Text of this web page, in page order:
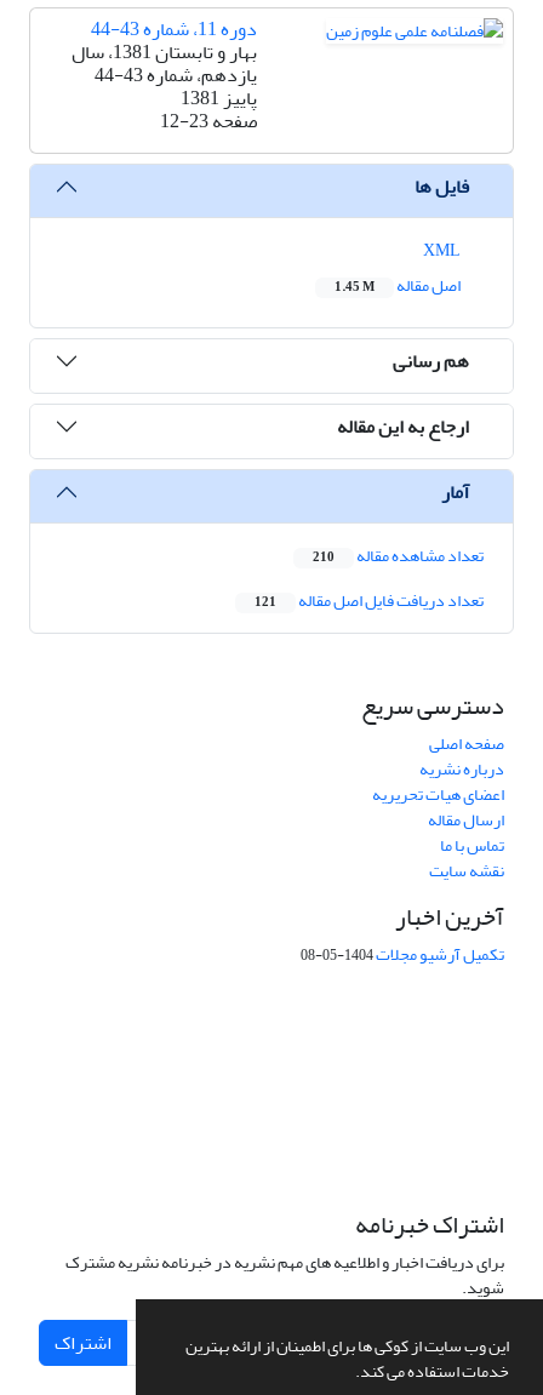
این وب سایت از کوکی ها برای اطمینان از ارائه بهترین
خدمات استفاده می کند.
دوره 11، شماره 43-44
بهار و تابستان 1381، سال
یازدهم، شماره 43-44
پاییز 1381
صفحه12-23
فایل ها
اصل مقاله
1.45 M
هم رسانی
ارجاع به این مقاله
آمار
تعداد مشاهده مقاله 210
تعداد دریافت فایل اصل مقاله 121
دسترسی سریع
صفحه اصلی
درباره نشریه
اعضای هیات تحریریه
ارسال مقاله
تماس با ما
نقشه سایت
آخرین اخبار
تکمیل آرشیو مجلات1404-05-08
اشتراک خبرنامه
برای دریافت اخبار و اطلاعیه های مهم نشریه در خبرنامه نشریه مشترک
شوید.
اشتراک